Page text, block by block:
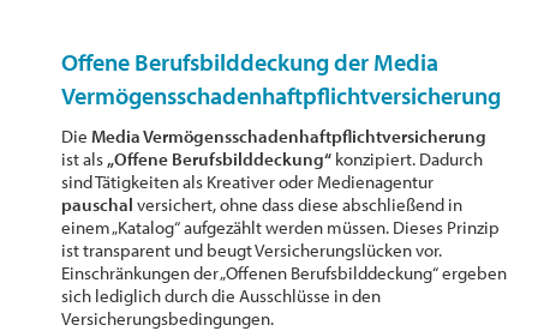
Offene Berufsbilddeckung der Media
Vermögensschadenhaftpflichtversicherung
DieMedia Vermögensschadenhaftpflichtversicherung
ist als „Offene Berufsbilddeckung“ konzipiert. Dadurch
sind Tätigkeiten als Kreativer oder Medienagentur
pauschal versichert, ohne dass diese abschließend in
einem „Katalog“ aufgezählt werden müssen. Dieses Prinzip
ist transparent und beugt Versicherungslücken vor.
Einschränkungen der „Offenen Berufsbilddeckung“ ergeben
sich lediglich durch die Ausschlüsse in den
Versicherungsbedingungen.